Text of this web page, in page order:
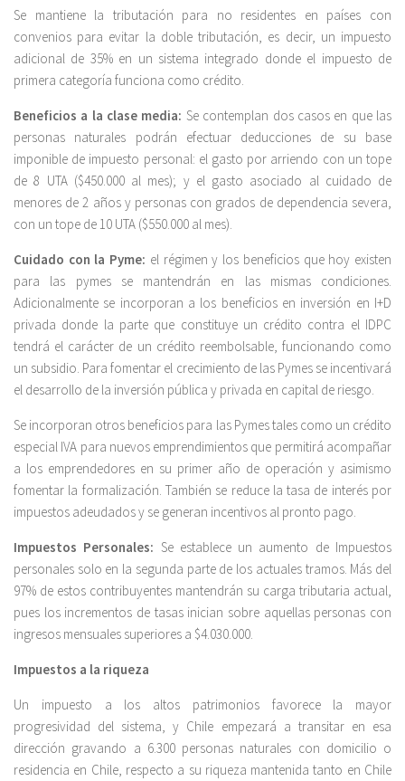
Se mantiene la tributación para no residentes en países con
convenios para evitar la doble tributación, es decir, un impuesto
adicional de 35% en un sistema integrado donde el impuesto de
primera categoría funciona como crédito.
Beneficios a la clase media: Se contemplan dos casos en que las
personas naturales podrán efectuar deducciones de su base
imponible de impuesto personal: el gasto por arriendo con un tope
de 8 UTA ($450.000 al mes); y el gasto asociado al cuidado de
menores de 2 años y personas con grados de dependencia severa,
con un tope de 10 UTA ($550.000 al mes).
Cuidado con la Pyme: el régimen y los beneficios que hoy existen
para las pymes se mantendrán en las mismas condiciones.
Adicionalmente se incorporan a los beneficios en inversión en I+D
privada donde la parte que constituye un crédito contra el IDPC
tendrá el carácter de un crédito reembolsable, funcionando como
un subsidio. Para fomentar el crecimiento de las Pymes se incentivará
el desarrollo de la inversión pública y privada en capital de riesgo.
Se incorporan otros beneficios para las Pymes tales como un crédito
especial IVA para nuevos emprendimientos que permitirá acompañar
a los emprendedores en su primer año de operación y asimismo
fomentar la formalización. También se reduce la tasa de interés por
impuestos adeudados y se generan incentivos al pronto pago.
Impuestos Personales: Se establece un aumento de Impuestos
personales solo en la segunda parte de los actuales tramos. Más del
97% de estos contribuyentes mantendrán su carga tributaria actual,
pues los incrementos de tasas inician sobre aquellas personas con
ingresos mensuales superiores a $4.030.000.
Impuestos a la riqueza
Un impuesto a los altos patrimonios favorece la mayor
progresividad del sistema, y Chile empezará a transitar en esa
dirección gravando a 6.300 personas naturales con domicilio o
residencia en Chile, respecto a su riqueza mantenida tanto en Chile